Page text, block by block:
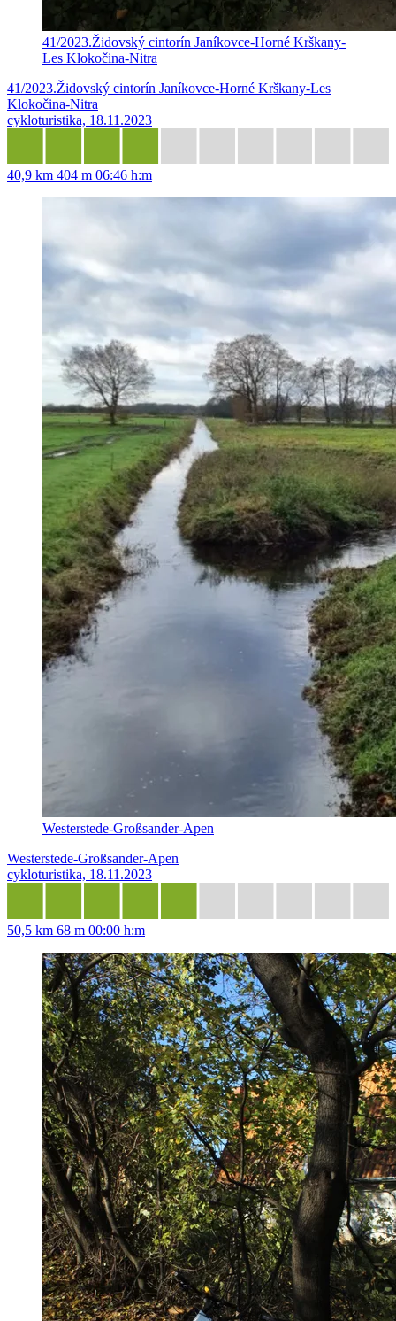
41/2023.Židovský cintorín Janíkovce-Horné Krškany-
Les Klokočina-Nitra
41/2023.Židovský cintorín Janíkovce-Horné Krškany-Les
Klokočina-Nitra
cykloturistika, 18.11.2023
40,9 km 404 m 06:46 h:m
Westerstede-Großsander-Apen
Westerstede-Großsander-Apen
cykloturistika, 18.11.2023
50,5 km 68 m 00:00 h:m